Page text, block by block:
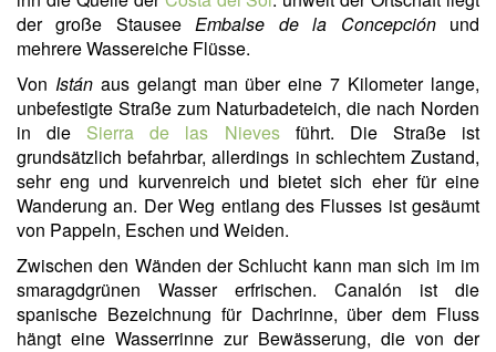
der große StauseeEmbalse de la Concepciónund
mehrere Wassereiche Flüsse.
Von Istánaus gelangt man über eine 7 Kilometer lange,
unbefestigte Straße zum Naturbadeteich, die nach Norden
in die Sierra de las Nievesführt. Die Straße ist
grundsätzlich befahrbar, allerdings in schlechtem Zustand,
sehr eng und kurvenreich und bietet sich eher für eine
Wanderung an. Der Weg entlang des Flusses ist gesäumt
von Pappeln, Eschen und Weiden.
Zwischen den Wänden der Schlucht kann man sich im im
smaragdgrünen Wasser erfrischen. Canalón ist die
spanische Bezeichnung für Dachrinne, über dem Fluss
hängt eine Wasserrinne zur Bewässerung, die von der